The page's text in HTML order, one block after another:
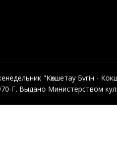
"Көкшетау Бүгін -
Г. Выдано Министерством